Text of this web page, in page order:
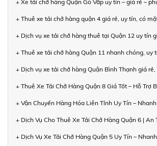
+ Xe tải chở hàng Quận Gò Vấp uy tín – giá rẻ –
+ Thuê xe tải chở hàng quận 4 giá rẻ, uy tín, có
+ Dịch vụ xe tải chở hàng thuê tại Quận 12 uy tín
+ Thuê xe tải chở hàng Quận 11 nhanh chóng, uy
+ Dịch vụ xe tải chở hàng Quận Bình Thạnh giá
+ Thuê Xe Tải Chở Hàng Quận 8 Giá Tốt – Hỗ Trợ
+ Vận Chuyển Hàng Hóa Liên Tỉnh Uy Tín –
+ Dịch Vụ Cho Thuê Xe Tải Chở Hàng Quận 6 | An
+ Dịch Vụ Xe Tải Chở Hàng Quận 5 Uy Tín –